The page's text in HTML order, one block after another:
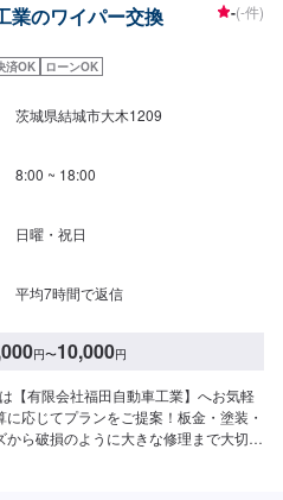
のワイパー交換 -(-件)
済OK ローンOK
茨城県結城市大木1209
8:00 ~ 18:00
日曜・祝日
平均7時間で返信
円〜10,000円
【有限会社福田自動車工業】へお気軽
応じてプランをご提案！板金・塗装・
ら破損のように大きな修理まで大切な